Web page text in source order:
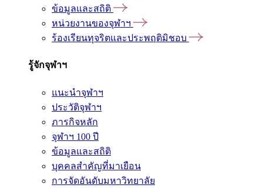
ข้อมูลและสถิติ
หน่วยงานของจุฬาฯ
ร้องเรียนทุจริตและประพฤติมิชอบ
รู้จักจุฬาฯ
แนะนำจุฬาฯ
ประวัติจุฬาฯ
ภารกิจหลัก
จุฬาฯ 100 ปี
ข้อมูลและสถิติ
บุคคลสำคัญที่มาเยือน
การจัดอันดับมหาวิทยาลัย